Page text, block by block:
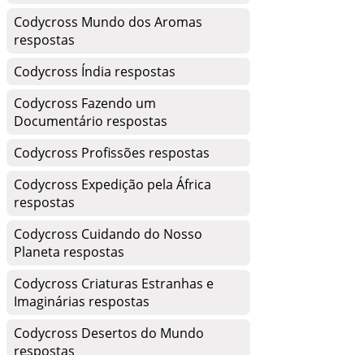
Codycross Mundo dos Aromas
respostas
Codycross Índia respostas
Codycross Fazendo um
Documentário respostas
Codycross Profissões respostas
Codycross Expedição pela África
respostas
Codycross Cuidando do Nosso
Planeta respostas
Codycross Criaturas Estranhas e
Imaginárias respostas
Codycross Desertos do Mundo
respostas